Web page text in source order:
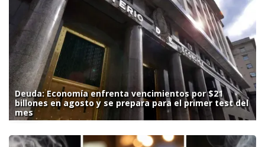
Deuda: Economía enfrenta vencimientos por $21
billones en agosto y se prepara para el primer test del
mes